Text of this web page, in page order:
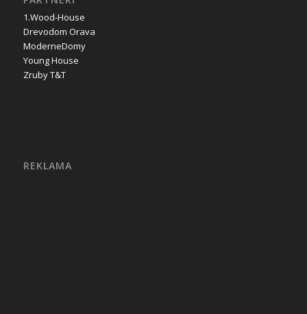
1.Wood-House
Drevodom Orava
ModerneDomy
Young House
Zruby T&T
REKLAMA